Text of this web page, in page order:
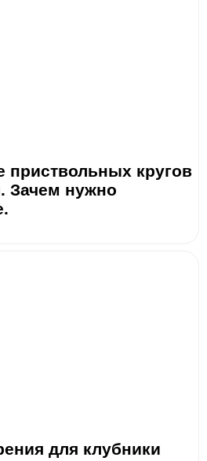
приствольных кругов
Зачем нужно
для клубники